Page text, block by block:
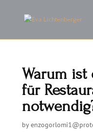
Warum ist
für
by